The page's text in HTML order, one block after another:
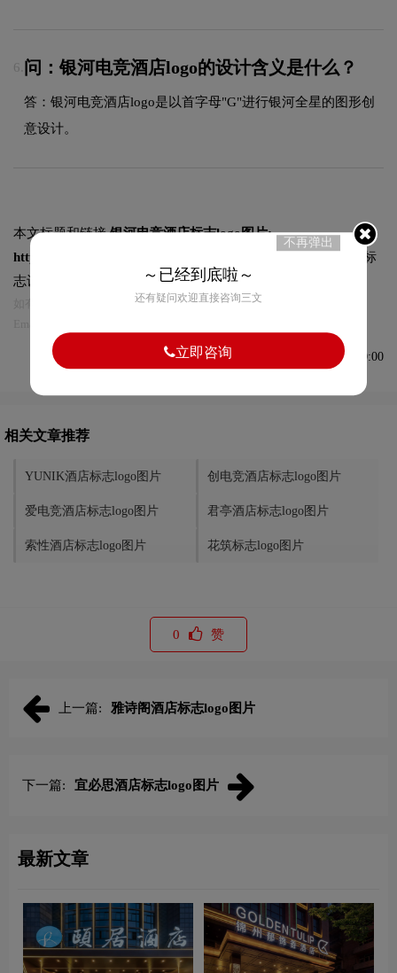
6. 问：银河电竞酒店logo的设计含义是什么？
答：银河电竞酒店logo是以首字母"G"进行银河全星的图形创
意设计。
本文标题和链接银河电竞酒店标志logo图片:
https://logo9.net/works/11319.html
转载时请注明出处为诗宸标
志设计及本链接!
如有内容侵犯您的合法权益，请及时与我们联系
发布于2023-07-28 10:00:00
相关文章推荐
YUNIK酒店标志logo图片 创电竞酒店标志logo图片
爱电竞酒店标志logo图片 君亭酒店标志logo图片
索性酒店标志logo图片 花筑标志logo图片
0 赞
上一篇: 雅诗阁酒店标志logo图片
下一篇: 宜必思酒店标志logo图片
最新文章
不再弹出
～已经到底啦～
还有疑问欢迎直接咨询三文
立即咨询